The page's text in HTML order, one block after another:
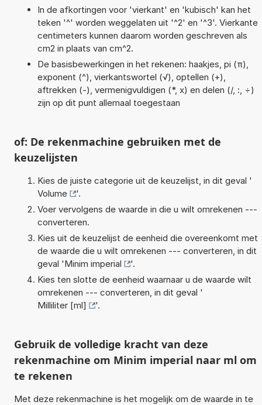
In de afkortingen voor 'vierkant' en 'kubisch' kan het
teken '^' worden weggelaten uit '^2' en '^3'. Vierkante
centimeters kunnen daarom worden geschreven als
cm2 in plaats van cm^2.
De basisbewerkingen in het rekenen: haakjes, pi (π),
exponent (^), vierkantswortel (√), optellen (+),
aftrekken (-), vermenigvuldigen (*, x) en delen (/, :, ÷)
zijn op dit punt allemaal toegestaan
of: De rekenmachine gebruiken met de
keuzelijsten
Kies de juiste categorie uit de keuzelijst, in dit geval '
Volume
'.
Voer vervolgens de waarde in die u wilt omrekenen ---
converteren.
Kies uit de keuzelijst de eenheid die overeenkomt met
de waarde die u wilt omrekenen --- converteren, in dit
geval 'Minim imperial
'.
Kies ten slotte de eenheid waarnaar u de waarde wilt
omrekenen --- converteren, in dit geval '
Milliliter [ml]
'.
Gebruik de volledige kracht van deze
rekenmachine om Minim imperial naar ml om
te rekenen
Met deze rekenmachine is het mogelijk om de waarde in te